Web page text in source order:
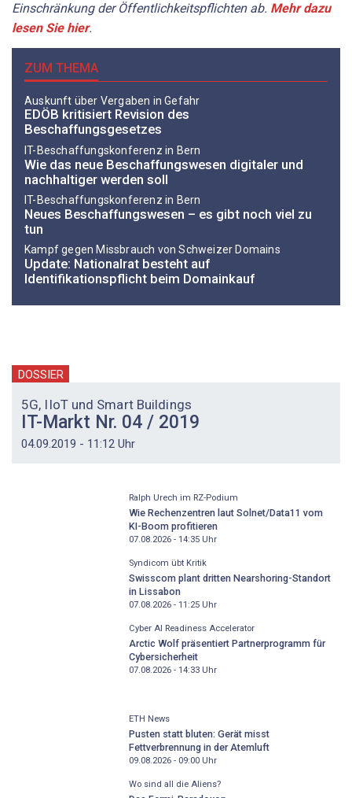
Einschränkung der Öffentlichkeitspflichten ab. Mehr dazu
lesen Sie hier.
ZUM THEMA
Auskunft über Vergaben in Gefahr
EDÖB kritisiert Revision des
Beschaffungsgesetzes
IT-Beschaffungskonferenz in Bern
Wie das neue Beschaffungswesen digitaler und
nachhaltiger werden soll
IT-Beschaffungskonferenz in Bern
Neues Beschaffungswesen – es gibt noch viel zu
tun
Kampf gegen Missbrauch von Schweizer Domains
Update: Nationalrat besteht auf
Identifikationspflicht beim Domainkauf
DOSSIER
5G, IIoT und Smart Buildings
IT-Markt Nr. 04 / 2019
04.09.2019 - 11:12 Uhr
Ralph Urech im RZ-Podium
Wie Rechenzentren laut Solnet/Data11 vom
KI-Boom profitieren
07.08.2026 - 14:35Uhr
Syndicom übt Kritik
Swisscom plant dritten Nearshoring-Standort
in Lissabon
07.08.2026 - 11:25Uhr
Cyber AI Readiness Accelerator
Arctic Wolf präsentiert Partnerprogramm für
Cybersicherheit
07.08.2026 - 14:33Uhr
ETH News
Pusten statt bluten: Gerät misst
Fettverbrennung in der Atemluft
09.08.2026 - 09:00Uhr
Wo sind all die Aliens?